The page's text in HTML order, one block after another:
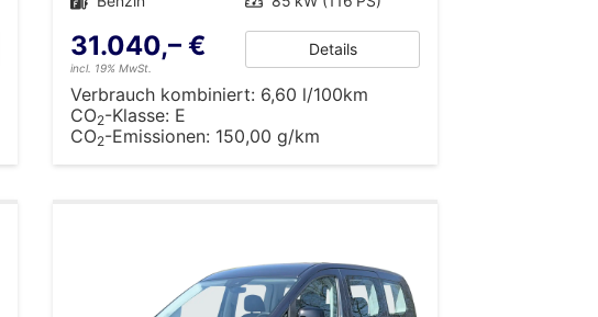
31.040,– €
incl. 19% MwSt.
Details
Verbrauch kombiniert: 6,60 l/100km
CO2-Klasse: E
CO2-Emissionen: 150,00 g/km